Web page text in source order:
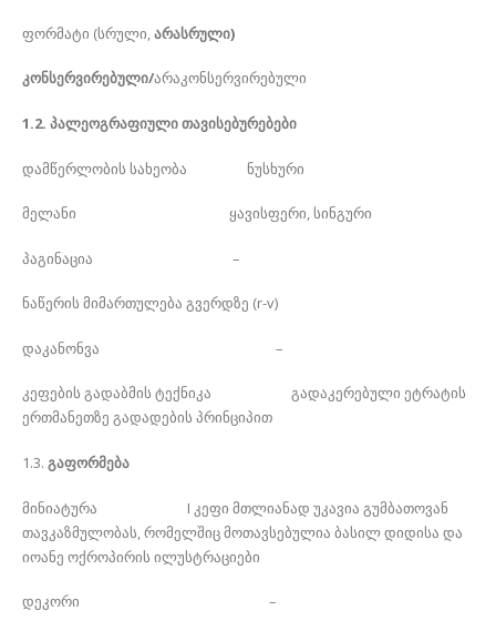
ფორმატი (სრული,არასრული)
კონსერვირებული/არაკონსერვირებული
1.2. პალეოგრაფიული თავისებურებები
დამწერლობის სახეობა ნუსხური
მელანი ყავისფერი, სინგური
პაგინაცია –
ნაწერის მიმართულება გვერდზე (r-v)
დაკანონვა –
კეფების გადაბმის ტექნიკა გადაკერებული ეტრატის
ერთმანეთზე გადადების პრინციპით
1.3. გაფორმება
მინიატურა I კეფი მთლიანად უკავია გუმბათოვან
თავკაზმულობას, რომელშიც მოთავსებულია ბასილ დიდისა და
იოანე ოქროპირის ილუსტრაციები
დეკორი –